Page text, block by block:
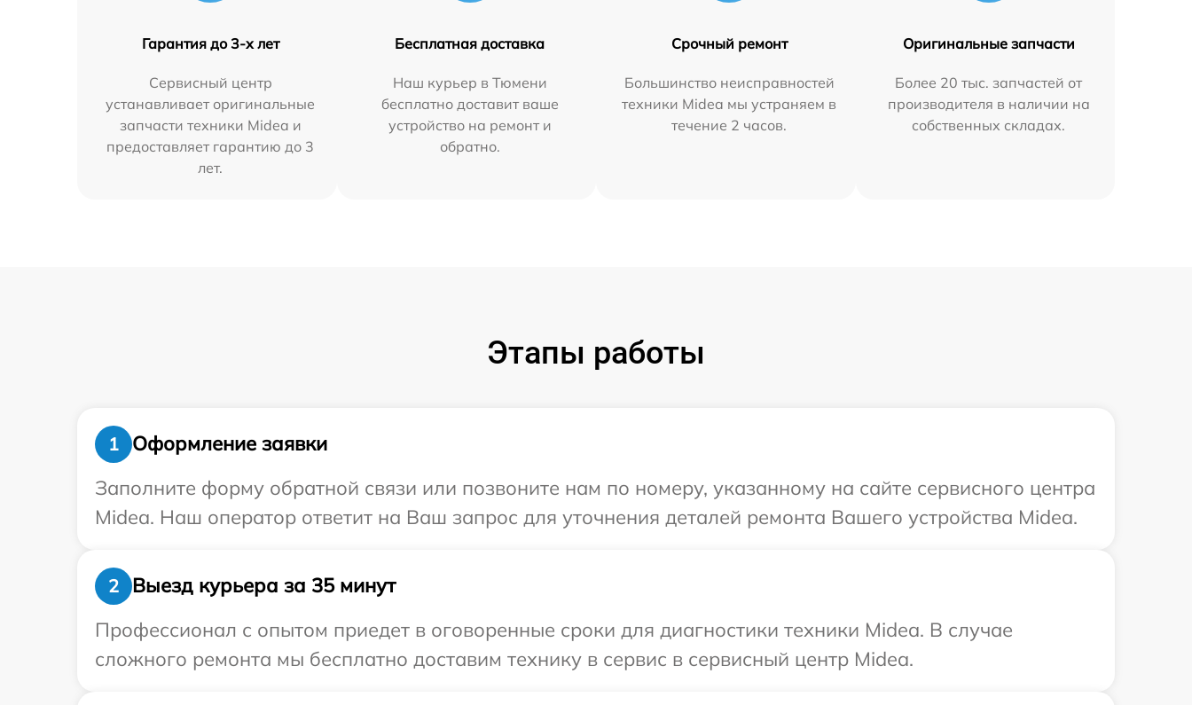
Гарантия до 3-х лет
Сервисный центр
устанавливает оригинальные
запчасти техники Midea и
предоставляет гарантию до 3
лет.
Бесплатная доставка
Наш курьер в Тюмени
бесплатно доставит ваше
устройство на ремонт и
обратно.
Срочный ремонт
Большинство неисправностей
техники Midea мы устраняем в
течение 2 часов.
Оригинальные запчасти
Более 20 тыс. запчастей от
производителя в наличии на
собственных складах.
Этапы работы
1
Оформление заявки
Заполните форму обратной связи или позвоните нам по номеру, указанному на сайте сервисного центра
Midea. Наш оператор ответит на Ваш запрос для уточнения деталей ремонта Вашего устройства Midea.
2
Выезд курьера за 35 минут
Профессионал с опытом приедет в оговоренные сроки для диагностики техники Midea. В случае
сложного ремонта мы бесплатно доставим технику в сервис в сервисный центр Midea.